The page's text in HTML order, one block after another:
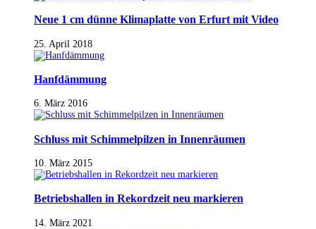
Neue 1 cm dünne Klimaplatte von Erfurt mit Video
25. April 2018
Hanfdämmung
6. März 2016
Schluss mit Schimmelpilzen in Innenräumen
10. März 2015
Betriebshallen in Rekordzeit neu markieren
14. März 2021